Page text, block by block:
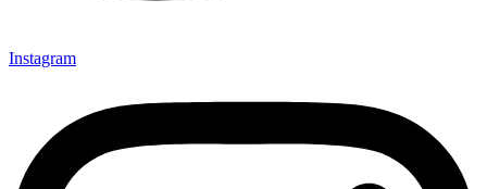
Instagram